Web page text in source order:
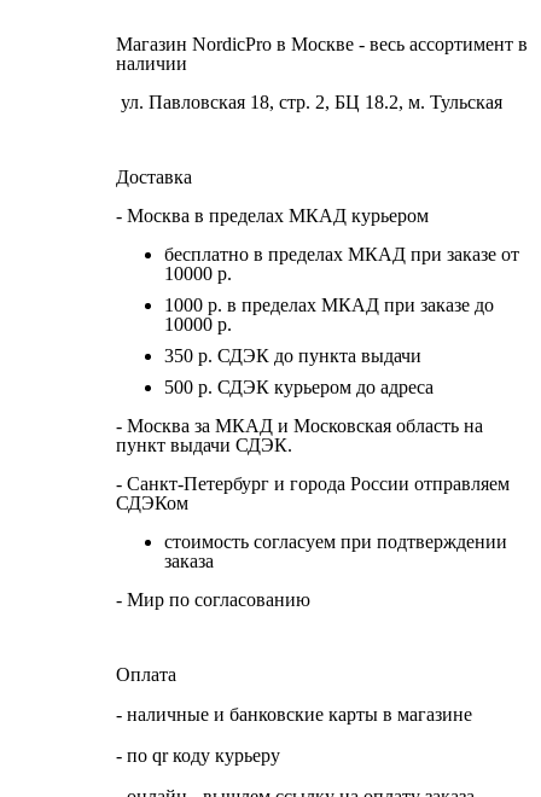
Магазин NordicPro в Москве - весь ассортимент в
наличии
ул. Павловская 18, стр. 2, БЦ 18.2, м. Тульская
Доставка
- Москва в пределах МКАД курьером
бесплатно в пределах МКАД при заказе от
10000 р.
1000 р. в пределах МКАД при заказе до
10000 р.
350 р. СДЭК до пункта выдачи
500 р. СДЭК курьером до адреса
- Москва за МКАД и Московская область на
пункт выдачи СДЭК.
- Санкт-Петербург и города России отправляем
СДЭКом
стоимость согласуем при подтверждении
заказа
- Мир по согласованию
Оплата
- наличные и банковские карты в магазине
- по qr коду курьеру